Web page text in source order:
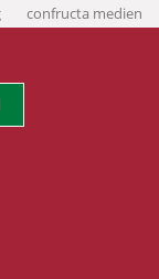
confructa medien